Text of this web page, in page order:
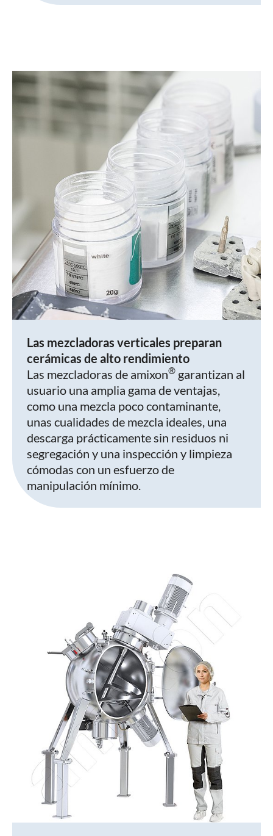
Las mezcladoras verticales preparan
cerámicas de alto rendimiento
Las mezcladoras de amixon® garantizan al
usuario una amplia gama de ventajas,
como una mezcla poco contaminante,
unas cualidades de mezcla ideales, una
descarga prácticamente sin residuos ni
segregación y una inspección y limpieza
cómodas con un esfuerzo de
manipulación mínimo.